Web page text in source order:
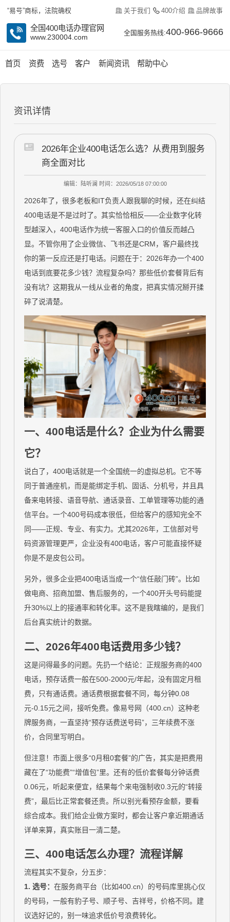
“易号”商标，法院确权 关于我们 400介绍 品牌故事
全国400电话办理官网
www.230004.com
全国服务热线:400-966-9666
首页 资费 选号 客户 新闻资讯 帮助中心
资讯详情
2026年企业400电话怎么选？从费用到服务
商全面对比
编辑：陆听澜 时间：2026/05/18 07:00:00
2026年了，很多老板和IT负责人跟我聊的时候，还在纠结
400电话是不是过时了。其实恰恰相反——企业数字化转
型越深入，400电话作为统一客服入口的价值反而越凸
显。不管你用了企业微信、飞书还是CRM，客户最终找
你的第一反应还是打电话。问题在于：2026年办一个400
电话到底要花多少钱？流程复杂吗？那些低价套餐背后有
没有坑？这期我从一线从业者的角度，把真实情况掰开揉
碎了说清楚。
一、400电话是什么？企业为什么需要
它？
说白了，400电话就是一个全国统一的虚拟总机。它不等
同于普通座机，而是能绑定手机、固话、分机号，并且具
备来电转接、语音导航、通话录音、工单管理等功能的通
信平台。一个400号码成本很低，但给客户的感知完全不
同——正规、专业、有实力。尤其2026年，工信部对号
码资源管理更严，企业没有400电话，客户可能直接怀疑
你是不是皮包公司。
另外，很多企业把400电话当成一个“信任敲门砖”。比如
做电商、招商加盟、售后服务的，一个400开头号码能提
升30%以上的接通率和转化率。这不是我瞎编的，是我们
后台真实统计的数据。
二、2026年400电话费用多少钱？
这是问得最多的问题。先扔一个结论：正规服务商的400
电话，预存话费一般在500-2000元/年起，没有固定月租
费，只有通话费。通话费根据套餐不同，每分钟0.08
元-0.15元之间，接听免费。像易号网（400.cn）这种老
牌服务商，一直坚持“预存话费送号码”，三年续费不涨
价，合同里写明白。
但注意！市面上很多“0月租0套餐”的广告，其实是把费用
藏在了“功能费”“增值包”里。还有的低价套餐每分钟话费
0.06元，听起来便宜，结果每个来电强制收0.3元的“转接
费”，最后比正常套餐还贵。所以别光看预存金额，要看
综合成本。我们给企业做方案时，都会让客户拿近期通话
详单来算，真实账目一清二楚。
三、400电话怎么办理？流程详解
流程其实不复杂，分五步：
1. 选号：在服务商平台（比如400.cn）的号码库里挑心仪
的号码，一般有豹子号、顺子号、吉祥号，价格不同。建
议选好记的，别一味追求低价号浪费转化。